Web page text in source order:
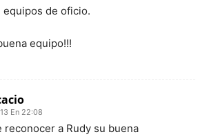
equipos de oficio.
equipo!!!
En 22:08
reconocer a Rudy su buena